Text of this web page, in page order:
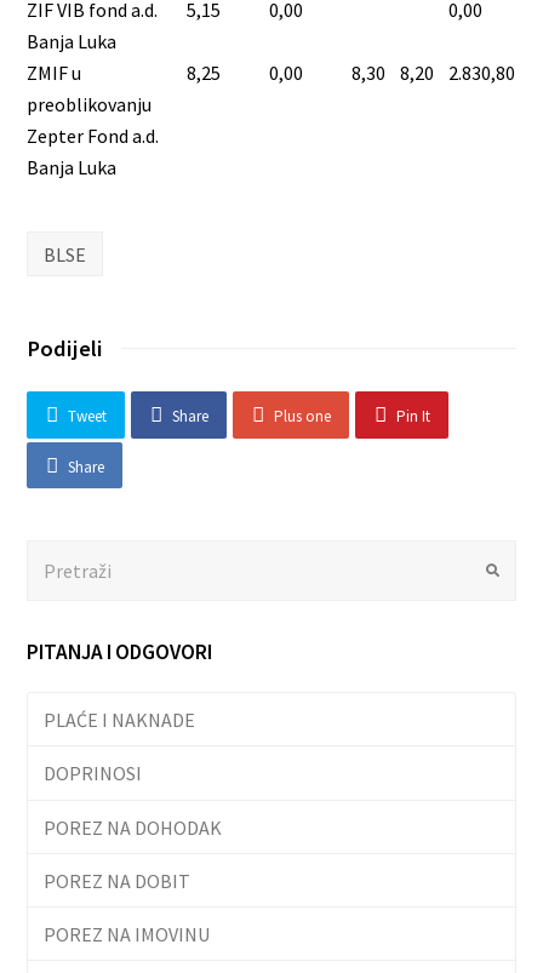
ZIF VIB fond a.d.
Banja Luka
5,15 0,00 0,00
ZMIF u
preoblikovanju
Zepter Fond a.d.
Banja Luka
8,25 0,00 8,30 8,20 2.830,80
BLSE
Podijeli
Tweet Share Plus one Pin It
Share
Submit
PITANJA I ODGOVORI
PLAĆE I NAKNADE
DOPRINOSI
POREZ NA DOHODAK
POREZ NA DOBIT
POREZ NA IMOVINU